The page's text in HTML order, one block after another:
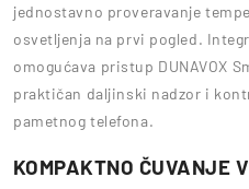
jednostavno proveravanje
osvetljenja na prvi pogled.
omogućava pristup DUNAVOX
praktičan daljinski nadzor i
pametnog telefona.
KOMPAKTNO ČUVANJE